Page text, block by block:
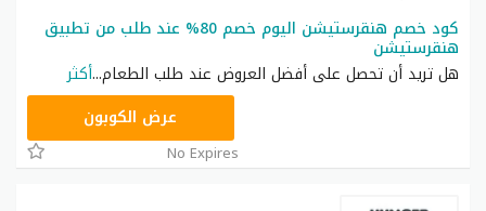
كود خصم هنقرستيشن اليوم خصم 80% عند طلب من تطبيق
هنقرستيشن
هل تريد أن تحصل على أفضل العروض عند طلب الطعام...أكثر
عرض الكوبون
No Expires